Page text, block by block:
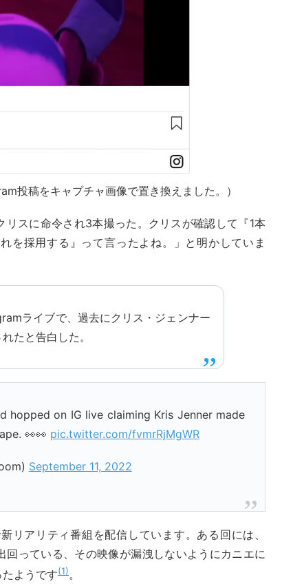
投稿をキャプチャ画像で置き換えました。）
スに命令され3本撮った。クリスが確認して『1本
を採用する』って言ったよね。」と明かしていま
ライブで、過去にクリス・ジェンナー
たと告白した。
hopped on IG live claiming Kris Jenner made
👀👀 pic.twitter.com/fvmrRjMgWR
September 11, 2022
リアリティ番組を配信しています。ある回には、
回っている、その映像が漏洩しないようにカニエに
ようです 1 。